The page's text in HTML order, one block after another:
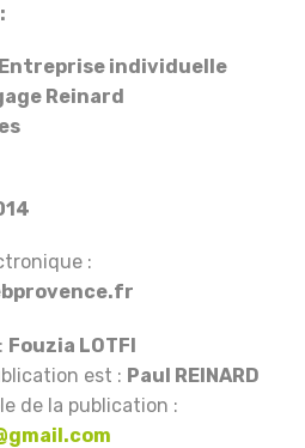
Entreprise individuelle
Reinard
:
Fouzia LOTFI
est : Paul REINARD
de la publication :